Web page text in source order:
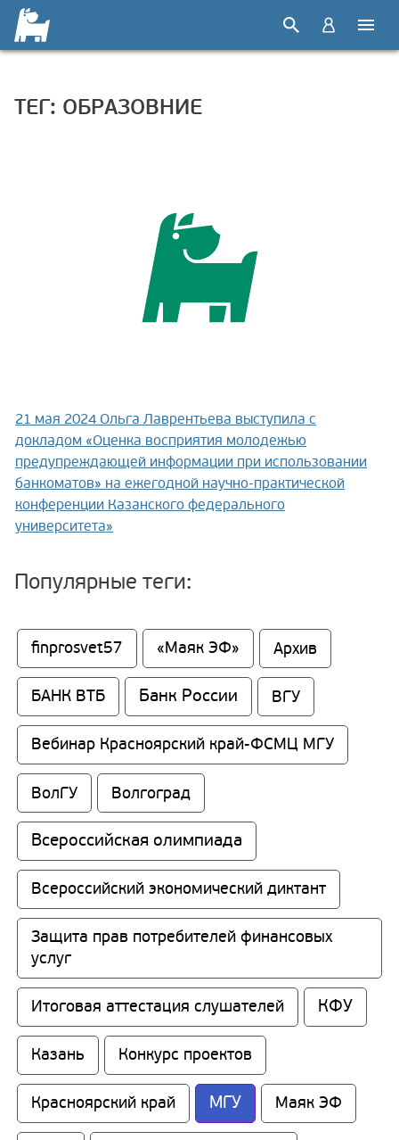
ТЕГ: ОБРАЗОВНИЕ
21 мая 2024 Ольга Лаврентьева выступила с
докладом «Оценка восприятия молодежью
предупреждающей информации при использовании
банкоматов» на ежегодной научно-практической
конференции Казанского федерального
университета»
Популярные теги:
finprosvet57 «Маяк ЭФ» Архив
БАНК ВТБ Банк России ВГУ
Вебинар Красноярский край-ФСМЦ МГУ
ВолГУ Волгоград
Всероссийская олимпиада
Всероссийский экономический диктант
Защита прав потребителей финансовых
услуг
Итоговая аттестация слушателей КФУ
Казань Конкурс проектов
Красноярский край МГУ Маяк ЭФ